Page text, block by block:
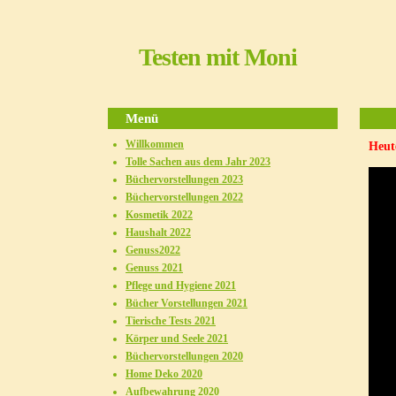
Testen mit Moni
Menü
Willkommen
Tolle Sachen aus dem Jahr 2023
Büchervorstellungen 2023
Büchervorstellungen 2022
Kosmetik 2022
Haushalt 2022
Genuss2022
Genuss 2021
Pflege und Hygiene 2021
Bücher Vorstellungen 2021
Tierische Tests 2021
Körper und Seele 2021
Büchervorstellungen 2020
Home Deko 2020
Aufbewahrung 2020